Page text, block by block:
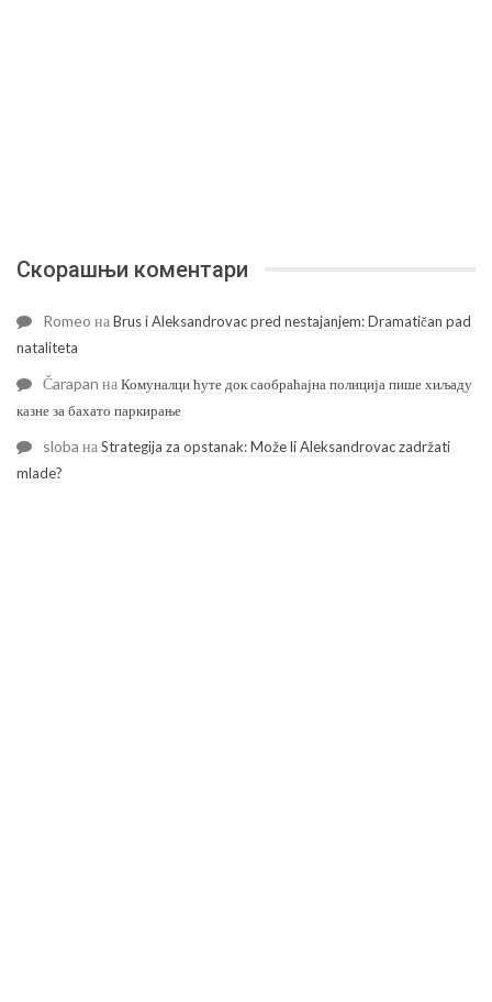
Скорашњи коментари
Romeo наBrus i Aleksandrovac pred nestajanjem: Dramatičan pad
nataliteta
Čarapan наКомуналци ћуте док саобраћајна полиција пише хиљаду
казне за бахато паркирање
sloba наStrategija za opstanak: Može li Aleksandrovac zadržati
mlade?